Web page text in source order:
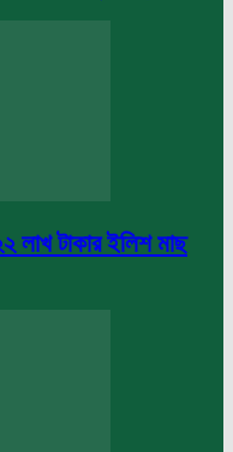
লাখ টাকার ইলিশ মাছ